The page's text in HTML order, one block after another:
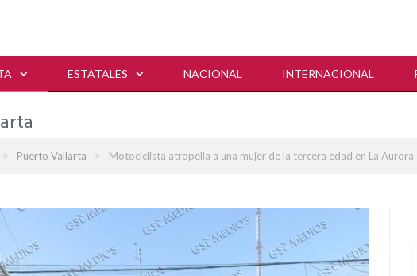
ESTATALES NACIONAL INTERNACIONAL
» Puerto Vallarta » Motociclista atropella a una mujer de la tercera edad en La Aurora